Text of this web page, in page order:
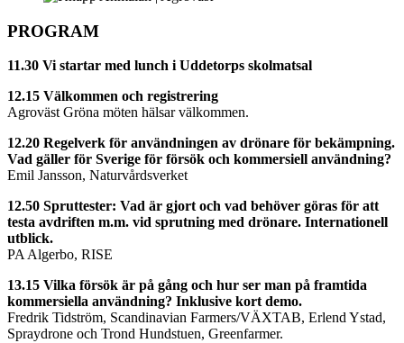
PROGRAM
11.30 Vi startar med lunch i Uddetorps skolmatsal
12.15 Välkommen och registrering
Agroväst Gröna möten hälsar välkommen.
12.20 Regelverk för användningen av drönare för bekämpning.
Vad gäller för Sverige för försök och kommersiell användning?
Emil Jansson, Naturvårdsverket
12.50 Spruttester: Vad är gjort och vad behöver göras för att
testa avdriften m.m. vid sprutning med drönare. Internationell
utblick.
PA Algerbo, RISE
13.15 Vilka försök är på gång och hur ser man på framtida
kommersiella användning? Inklusive kort demo.
Fredrik Tidström, Scandinavian Farmers/VÄXTAB, Erlend Ystad,
Spraydrone och Trond Hundstuen, Greenfarmer.